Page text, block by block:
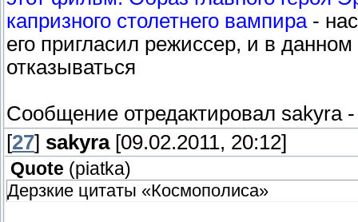
капризного столетнего вампира-
его пригласил режиссер, и в
отказываться
Сообщение отредактировал sakyra
[27] sakyra[09.02.2011, 20:12]
Quote (piatka)
Дерзкие цитаты «Космополиса»